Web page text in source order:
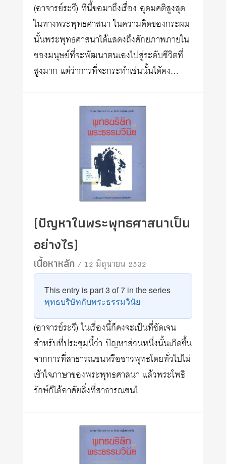
(อาจารย์ระวี) ทีนี้ขอมาถึงเรื่อง อุดมคติสูงสุด
ในทางพระพุทธศาสนา ในความคิดของกระผม
นั้นพระพุทธศาสนาได้แสดงถึงศักยภาพภายใน
ของมนุษย์ที่จะพัฒนาตนเองไปสู่ระดับชีวิตที่
สูงมาก แต่ว่าการที่จะกระทำเช่นนั้นได้คง…
(ปัญหาในพระพุทธศาสนาเป็น
อย่างไร)
เนื้อหาหลัก/ 12 มิถุนายน 2532
This entry is part 3 of 7 in the series
พุทธบริษัทกับพระธรรมวินัย
(อาจารย์ระวี) ในเรื่องนี้ก็คงจะเป็นที่ชัดเจน
สำหรับที่ประชุมนี้ว่า ปัญหาส่วนหนึ่งนั้นเกิดขึ้น
จากการที่สาธารณชนหรือชาวพุทธโดยทั่วไปไม่
เข้าใจภาษาของพระพุทธศาสนา แล้วพระโพธิ
รักษ์ก็ได้อาศัยสิ่งที่สาธารณชนไ…